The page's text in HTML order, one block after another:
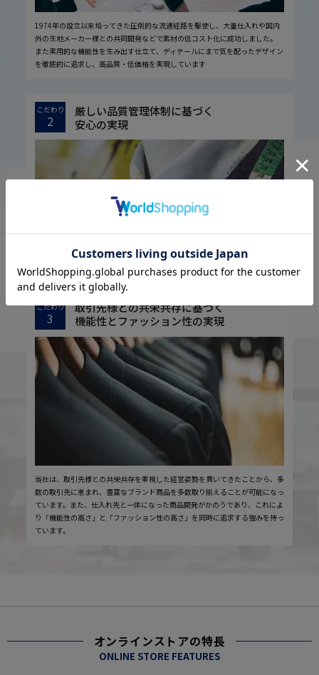
1974年の設立以来培ってきた圧倒的な流通経路を駆使し、大量仕入れや国内
外の生地メーカー様との共同開発などで素材の低コスト化に成功しました。
また実用的な機能性を生み出す仕立て、ディテールにまで気を配ったデザイン
を徹底的に追求し、高品質・低価格を実現しています
こだわり
2
厳しい品質管理体制に基づく
安心の実現
お客様に安心してお買い物していただくために、厳しい品質検査基準を設定し
こだわり
3
取引先様との共栄共存に基づく
機能性とファッション性の実現
当社は、取引先様との共栄共存を重視した経営姿勢を貫いてきたことから、多
数の取引先に恵まれ、豊富なブランド商品を多数取り揃えることが可能になっ
ています。また、仕入れ先と一体になった商品開発がかのうであり、これによ
り「機能性の高さ」と「ファッション性の高さ」を同時に追求する強みを持っ
ています。
オンラインストアの特長
ONLINE STORE FEATURES